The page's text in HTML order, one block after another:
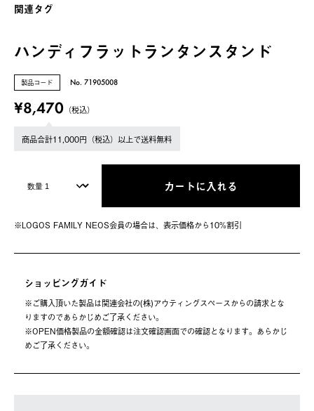
関連タグ
ハンディフラットランタンスタンド
製品コード No. 71905008
¥8,470 （税込）
商品合計11,000円（税込）以上で送料無料
カートに入れる
※LOGOS FAMILY NEOS会員の場合は、表⽰価格から10%割引
ショッピングガイド
※ご購⼊頂いた製品は関連会社の(株)アウティングスペースからの請求とな
りますのであらかじめご了承ください。
※OPEN価格製品の⾦額確認は注⽂確認画⾯での確認となります。あらかじ
めご了承ください。